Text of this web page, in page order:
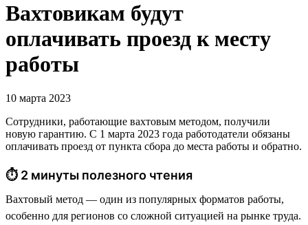
Вахтовикам будут
оплачивать проезд к месту
работы
10 марта 2023
Сотрудники, работающие вахтовым методом, получили
новую гарантию. С 1 марта 2023 года работодатели обязаны
оплачивать проезд от пункта сбора до места работы и обратно.
⏱ 2 минуты полезного чтения
Вахтовый метод — один из популярных форматов работы,
особенно для регионов со сложной ситуацией на рынке труда.